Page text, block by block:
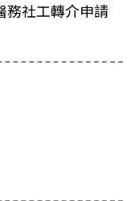
務社工轉介申請